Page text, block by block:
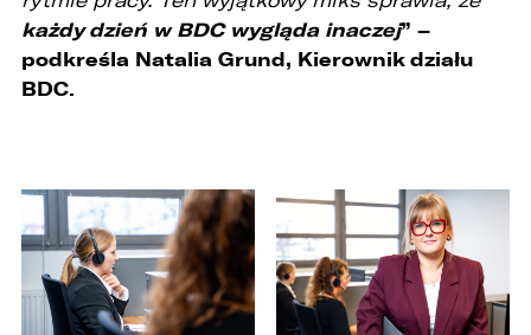
każdy dzień w BDC wygląda inaczej” –
podkreśla Natalia Grund, Kierownik działu
BDC.
1. Odbiorcami Państwa danych osobowych
będą:
1. wyłącznie podmioty uprawnione do uzyskania
swoich obowiązków służbowych,
3. podmioty, którym Administrator zleca
wykonanie czynności, z którymi wiąże się
konieczność przetwarzania danych (podmioty
przetwarzające).